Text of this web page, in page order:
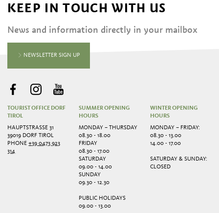
KEEP IN TOUCH WITH US
News and information directly in your mailbox
NEWSLETTER SIGN UP
TOURIST OFFICE DORF
TIROL
HAUPTSTRASSE 31
39019 DORF TIROL
PHONE+39 0473 923
314
SUMMER OPENING
HOURS
MONDAY – THURSDAY
08.30 - 18.00
FRIDAY
08.30 - 17.00
SATURDAY
09.00 - 14.00
SUNDAY
09.30 - 12.30
PUBLIC HOLIDAYS
09.00 - 13.00
WINTER OPENING
HOURS
MONDAY – FRIDAY:
08.30 - 13.00
14.00 - 17.00
SATURDAY & SUNDAY:
CLOSED